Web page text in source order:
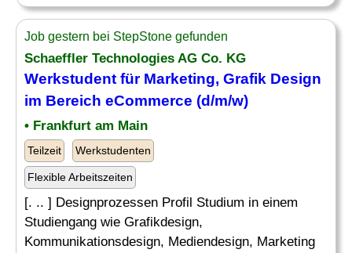
Job gestern bei StepStone gefunden
Schaeffler Technologies AG Co. KG
Werkstudent für Marketing, Grafik Design
im Bereich eCommerce (d/m/w)
• Frankfurt am Main
Teilzeit Werkstudenten
Flexible Arbeitszeiten
[. .. ] Designprozessen Profil Studium in einem
Studiengang wie Grafikdesign,
Kommunikationsdesign, Mediendesign, Marketing